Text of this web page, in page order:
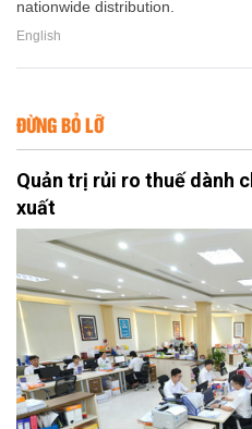
nationwide distribution.
English
ĐỪNG BỎ LỠ
Quản trị rủi ro thuế dành
xuất